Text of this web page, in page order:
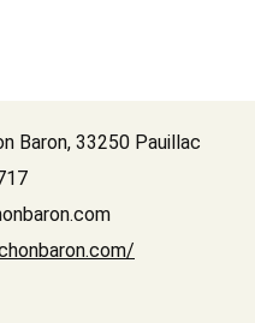
Baron, 33250 Pauillac